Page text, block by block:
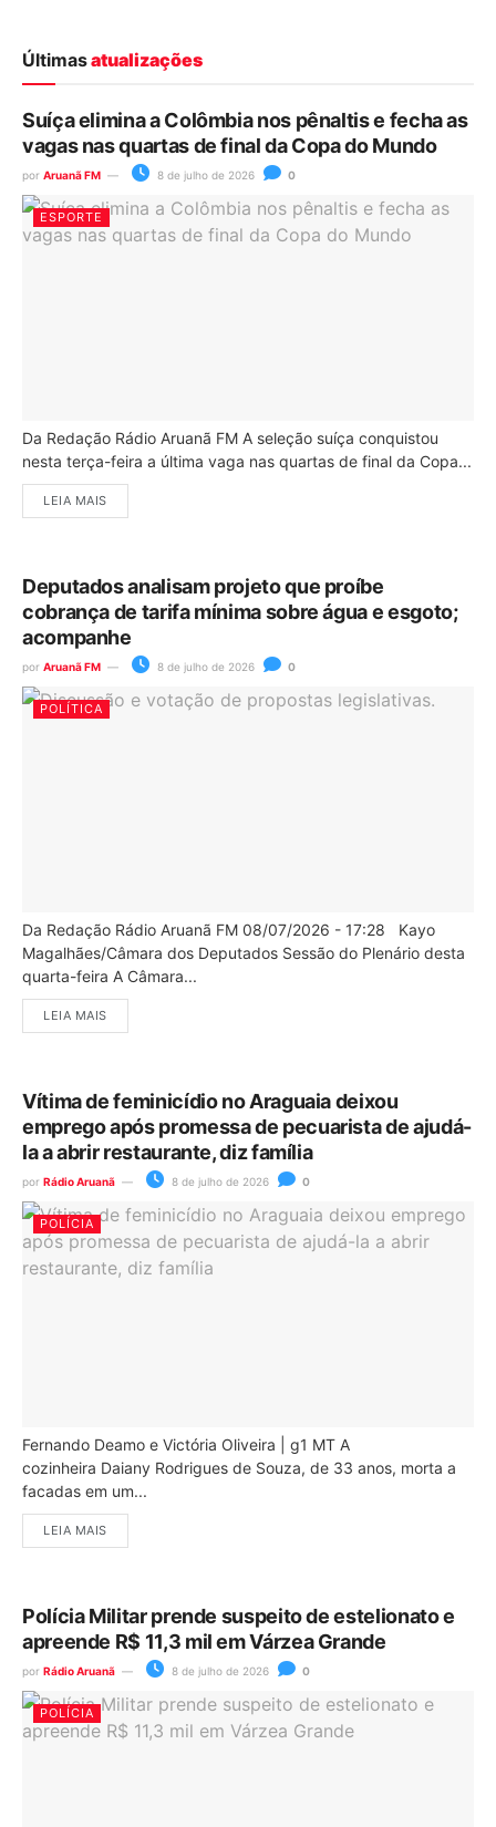
Últimasatualizações
Suíça elimina a Colômbia nos pênaltis e fecha as
vagas nas quartas de final da Copa do Mundo
por Aruanã FM 8 de julho de 2026 0
ESPORTE
Da Redação Rádio Aruanã FM A seleção suíça conquistou
nesta terça-feira a última vaga nas quartas de final da Copa...
LEIA MAIS
Deputados analisam projeto que proíbe
cobrança de tarifa mínima sobre água e esgoto;
acompanhe
por Aruanã FM 8 de julho de 2026 0
POLÍTICA
Da Redação Rádio Aruanã FM 08/07/2026 - 17:28 Kayo
Magalhães/Câmara dos Deputados Sessão do Plenário desta
quarta-feira A Câmara...
LEIA MAIS
Vítima de feminicídio no Araguaia deixou
emprego após promessa de pecuarista de ajudá-
la a abrir restaurante, diz família
por Rádio Aruanã 8 de julho de 2026 0
POLÍCIA
Fernando Deamo e Victória Oliveira | g1 MT A
cozinheira Daiany Rodrigues de Souza, de 33 anos, morta a
facadas em um...
LEIA MAIS
Polícia Militar prende suspeito de estelionato e
apreende R$ 11,3 mil em Várzea Grande
por Rádio Aruanã 8 de julho de 2026 0
POLÍCIA